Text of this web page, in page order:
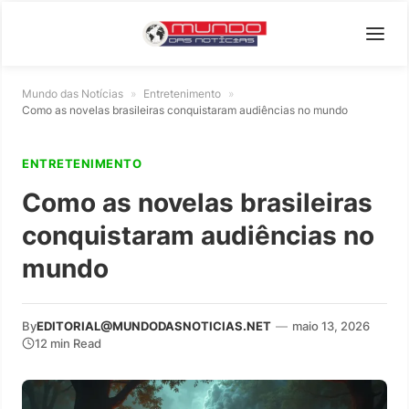
Mundo das Notícias » Entretenimento »
Como as novelas brasileiras conquistaram audiências no mundo
ENTRETENIMENTO
Como as novelas brasileiras
conquistaram audiências no
mundo
ByEDITORIAL@MUNDODASNOTICIAS.NET — maio 13, 2026
12 min Read